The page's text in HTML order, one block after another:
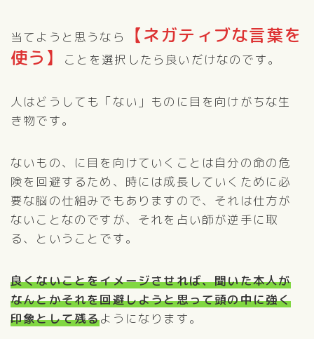
当てようと思うなら
【ネガティブな言葉を
使う】
ことを選択したら良いだけなのです。
人はどうしても「ない」ものに目を向けがちな生
き物です。
ないもの、に目を向けていくことは自分の命の危
険を回避するため、時には成長していくために必
要な脳の仕組みでもありますので、それは仕方が
ないことなのですが、それを占い師が逆手に取
る、ということです。
良くないことをイメージさせれば、聞いた本人が
なんとかそれを回避しようと思って頭の中に強く
印象として残るようになります。